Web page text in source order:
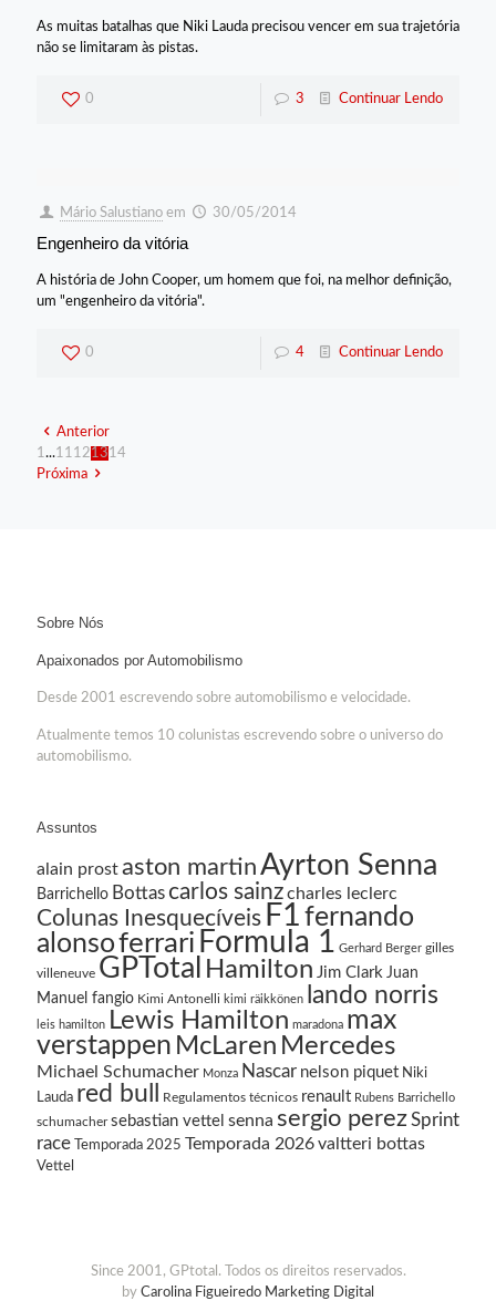
As muitas batalhas que Niki Lauda precisou vencer em sua trajetória
não se limitaram às pistas.
0 3 Continuar Lendo
Mário Salustiano em 30/05/2014
Engenheiro da vitória
A história de John Cooper, um homem que foi, na melhor definição,
um "engenheiro da vitória".
0 4 Continuar Lendo
Anterior
1...11121314
Próxima
Sobre Nós
Apaixonados por Automobilismo
Desde 2001 escrevendo sobre automobilismo e velocidade.
Atualmente temos 10 colunistas escrevendo sobre o universo do
automobilismo.
Assuntos
alain prostaston martinAyrton Senna
Barrichello Bottas carlos sainzcharles leclerc
Colunas Inesquecíveis F1 fernando
alonsoferrari Formula 1 Gerhard Berger gilles
villeneuve GPTotal Hamilton Jim Clark Juan
Manuel fangio Kimi Antonelli kimi räikkönen lando norris
leis hamilton Lewis Hamilton maradona max
verstappen McLaren Mercedes
Michael Schumacher Monza Nascar nelson piquet Niki
Lauda red bull Regulamentos técnicos renault Rubens Barrichello
schumacher sebastian vettel senna sergio perezSprint
race Temporada 2025 Temporada 2026valtteri bottas
Vettel
Since 2001, GPtotal. Todos os direitos reservados.
by Carolina Figueiredo Marketing Digital